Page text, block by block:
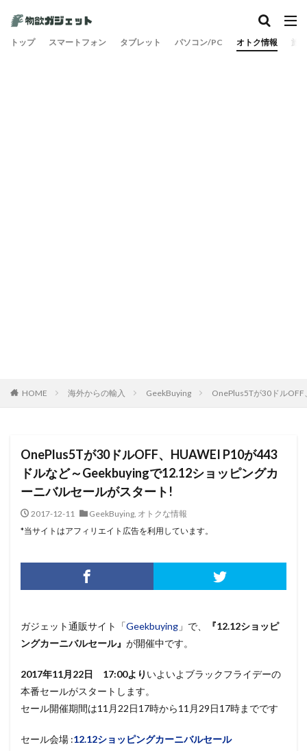
トップ スマートフォン タブレット パソコン/PC オトク情報 旅
HOME 海外からの輸入 GeekBuying OnePlus5Tが30ドル
OnePlus5Tが30ドルOFF、HUAWEI P10が443
ドルなど～Geekbuyingで12.12ショッピングカ
ーニバルセールがスタート!
2017-12-11 GeekBuying, オトクな情報
*当サイトはアフィリエイト広告を利用しています。
ガジェット通販サイト「Geekbuying 」で、
『12.12ショッピ
ングカーニバルセール』 が開催中です。
2017年11月22日 17:00より いよいよブラックフライデーの
本番セールがスタートします。
セール開催期間は11月22日17時から11月29日17時までです
セール会場 :12.12ショッピングカーニバルセール